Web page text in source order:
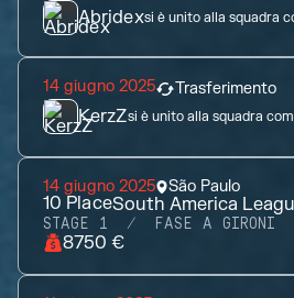
Abridexsi è unito alla squadra
14 giugno 2025 Trasferimento
KerzZsi è unito alla squadra
14 giugno 2025 São Paulo
10 PlaceSouth America
STAGE 1 FASE A GIRONI
8750 €